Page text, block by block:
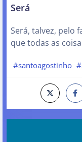
Será
Será, talvez, pelo
que todas as
#santoagostinho